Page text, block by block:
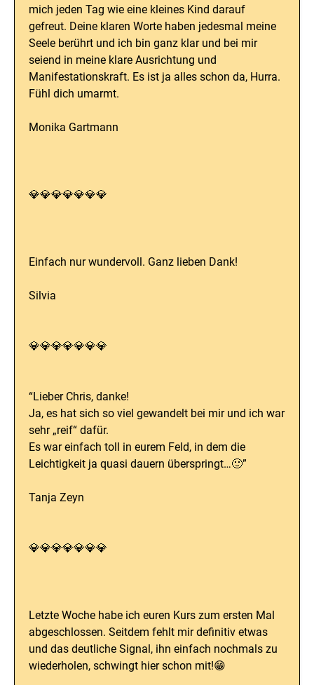
mich jeden Tag wie eine kleines Kind darauf
gefreut. Deine klaren Worte haben jedesmal meine
Seele berührt und ich bin ganz klar und bei mir
seiend in meine klare Ausrichtung und
Manifestationskraft. Es ist ja alles schon da, Hurra.
Fühl dich umarmt.
Monika Gartmann
💎💎💎💎💎💎💎
Einfach nur wundervoll. Ganz lieben Dank!
Silvia
💎💎💎💎💎💎💎
“Lieber Chris, danke!
Ja, es hat sich so viel gewandelt bei mir und ich war
sehr „reif“ dafür.
Es war einfach toll in eurem Feld, in dem die
Leichtigkeit ja quasi dauern überspringt…🙂”
Tanja Zeyn
💎💎💎💎💎💎💎
Letzte Woche habe ich euren Kurs zum ersten Mal
abgeschlossen. Seitdem fehlt mir definitiv etwas
und das deutliche Signal, ihn einfach nochmals zu
wiederholen, schwingt hier schon mit!😁